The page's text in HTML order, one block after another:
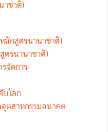
าชาติ)
ลักสูตรนานาชาติ)‎
ตรนานาชาติ)
รจัดการ
บโลก
อุตสาหกรรมอนาคต